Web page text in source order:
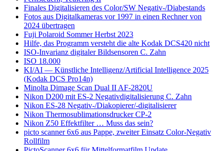
Finales Digitalisieren des Color/SW Negativ-/Diabestands
Fotos aus Digitalkameras vor 1997 in einen Rechner von
2024 übertragen
Fuji Polaroid Sommer Herbst 2023
Hilfe, das Programm versteht die alte Kodak DCS420 nicht
ISO-Invarianz digitaler Bildsensoren C. Zahn
ISO 18.000
KI/AI — Künstliche Intelligenz/Artificial Intelligence 2025
(Kodak DCS Pro14n)
Minolta Dimage Scan Dual II AF-2820U
Nikon D200 mit ES-2 Negativdigitalisierung C. Zahn
Nikon ES-28 Negativ-/Diakopierer/-digitalisierer
Nikon Thermosublimationsdrucker CP-2
Nikon Z50 Effektfilter … Muss das sein?
picto scanner 6x6 aus Pappe, zweiter Einsatz Color-Negativ
Rollfilm